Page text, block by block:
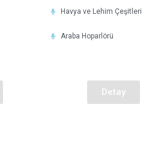
Havya ve Lehim Çeşitleri
Araba Hoparlörü
Detay